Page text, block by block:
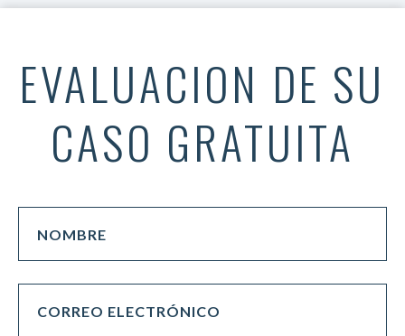
EVALUACION DE SU
CASO GRATUITA